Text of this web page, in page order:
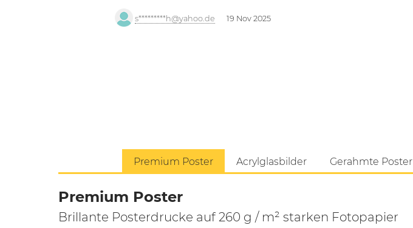
s*********h@yahoo.de 19 Nov 2025
Premium Poster Acrylglasbilder Gerahmte Poster
Premium Poster
Brillante Posterdrucke auf 260 g / m² starken Fotopapier